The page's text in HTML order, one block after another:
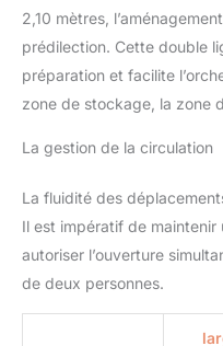
2,10 mètres,
prédilection. Cette double
préparation et facilite
zone de stockage, la zone
La gestion de la circulation
La fluidité des
Il est impératif de
autoriser l’ouverture
de deux personnes.